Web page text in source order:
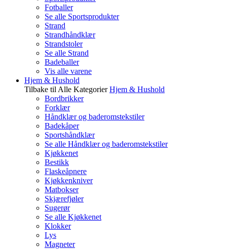
Fotballer
Se alle Sportsprodukter
Strand
Strandhåndklær
Strandstoler
Se alle Strand
Badeballer
Vis alle varene
Hjem & Hushold
Tilbake til Alle Kategorier Hjem & Hushold
Bordbrikker
Forklær
Håndklær og baderomstekstiler
Badekåper
Sportshåndklær
Se alle Håndklær og baderomstekstiler
Kjøkkenet
Bestikk
Flaskeåpnere
Kjøkkenkniver
Matbokser
Skjærefjøler
Sugerør
Se alle Kjøkkenet
Klokker
Lys
Magneter